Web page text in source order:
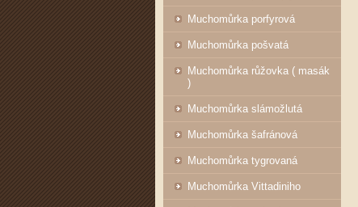
Muchomůrka porfyrová
Muchomůrka pošvatá
Muchomůrka růžovka ( masák
)
Muchomůrka slámožlutá
Muchomůrka šafránová
Muchomůrka tygrovaná
Muchomůrka Vittadiniho